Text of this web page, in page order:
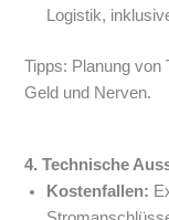
Logistik,
Tipps: Planung von
Geld und Nerven.
4. Technische
Kostenfallen: